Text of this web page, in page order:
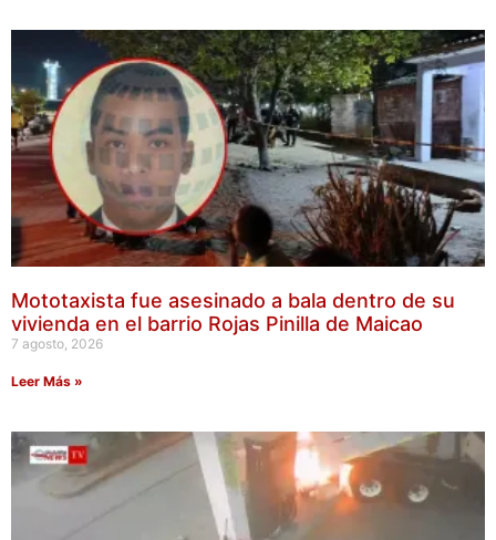
Mototaxista fue asesinado a bala dentro de su
vivienda en el barrio Rojas Pinilla de Maicao
7 agosto, 2026
Leer Más »